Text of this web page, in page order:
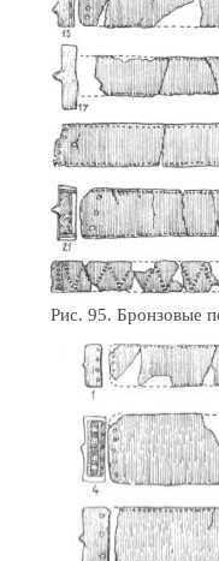
Рис. 95. Бронзовые